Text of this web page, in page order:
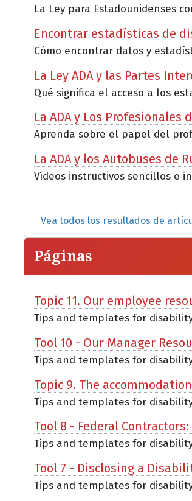
La Ley para Estadounidenses
Encontrar estadísticas de
Cómo encontrar datos y
La Ley ADA y las Partes
Qué significa el acceso a los
La ADA y Los Profesionales
Aprenda sobre el papel del
La ADA y los Autobuses de
Vídeos instructivos sencillos e
Vea todos los resultados de
Páginas
Topic 11. Our employee
Tips and templates for disability
Tool 10 - Our Manager
Tips and templates for
Topic 9. The
Tips and templates for
Tool 8 - Federal
Tips and templates for
Tool 7 - Disclosing a
Tips and templates for